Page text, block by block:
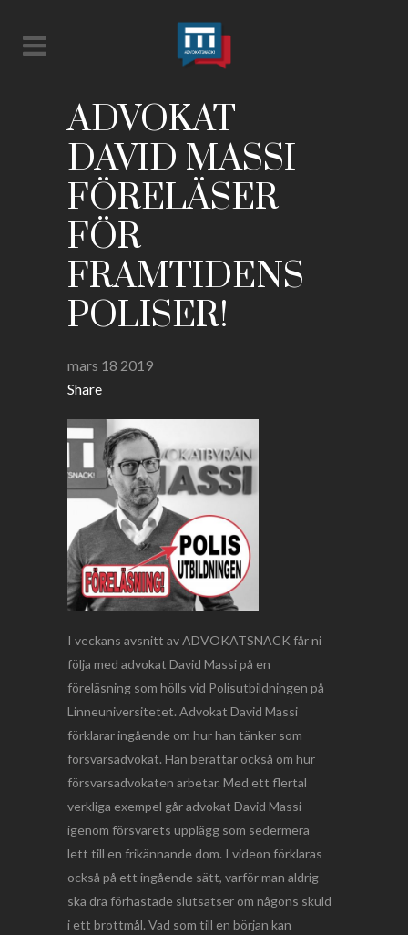
ADVOKAT
DAVID MASSI
FÖRELÄSER
FÖR
FRAMTIDENS
POLISER!
mars 18 2019
Share
I veckans avsnitt av ADVOKATSNACK får ni
följa med advokat David Massi på en
föreläsning som hölls vid Polisutbildningen på
Linneuniversitetet. Advokat David Massi
förklarar ingående om hur han tänker som
försvarsadvokat. Han berättar också om hur
försvarsadvokaten arbetar. Med ett flertal
verkliga exempel går advokat David Massi
igenom försvarets upplägg som sedermera
lett till en frikännande dom. I videon förklaras
också på ett ingående sätt, varför man aldrig
ska dra förhastade slutsatser om någons skuld
i ett brottmål. Vad som till en början kan